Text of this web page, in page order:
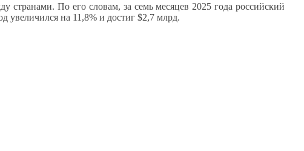
странами. По его словам, за семь месяцев 2025 года российский
увеличился на 11,8% и достиг $2,7 млрд.